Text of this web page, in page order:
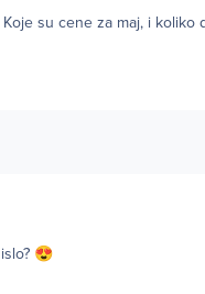
su cene za maj, i koliko
😍